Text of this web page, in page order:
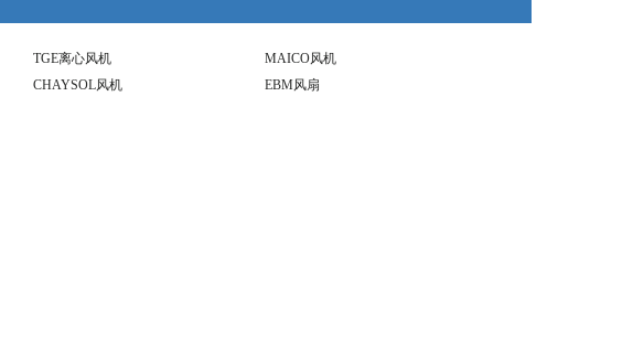
TGE离心风机
MAICO风机
CHAYSOL风机
EBM风扇